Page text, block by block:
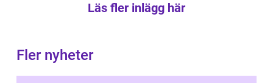
Läs fler inlägg här
Fler nyheter